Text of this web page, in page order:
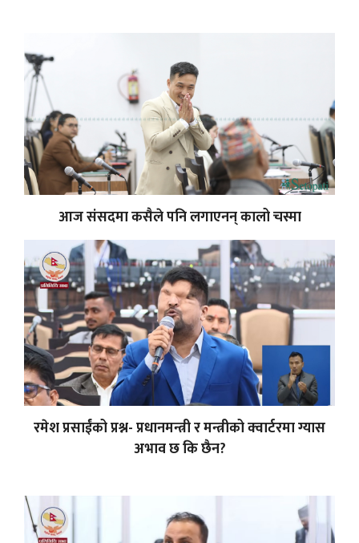
आज संसदमा कसैले पनि लगाएनन् कालो चस्मा
रमेश प्रसाईंको प्रश्न- प्रधानमन्त्री र मन्त्रीको क्वार्टरमा ग्यास
अभाव छ कि छैन?